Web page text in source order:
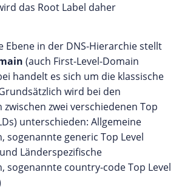
das Root Label daher
Ebene in der DNS-Hierarchie stellt
(auch First-Level-Domain
handelt es sich um die klassische
wird bei den
zwei verschiedenen Top
unterschieden: Allgemeine
sogenannte generic Top Level
Länderspezifische
sogenannte country-code Top Level